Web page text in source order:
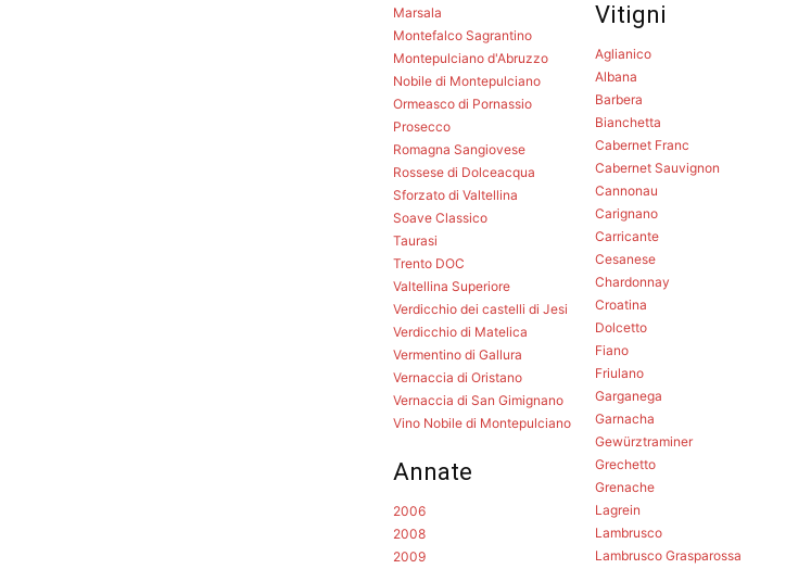
Marsala
Montefalco Sagrantino
Montepulciano d'Abruzzo
Nobile di Montepulciano
Ormeasco di Pornassio
Prosecco
Romagna Sangiovese
Rossese di Dolceacqua
Sforzato di Valtellina
Soave Classico
Taurasi
Trento DOC
Valtellina Superiore
Verdicchio dei castelli di Jesi
Verdicchio di Matelica
Vermentino di Gallura
Vernaccia di Oristano
Vernaccia di San Gimignano
Vino Nobile di Montepulciano
Annate
2006
2008
2009
Vitigni
Aglianico
Albana
Barbera
Bianchetta
Cabernet Franc
Cabernet Sauvignon
Cannonau
Carignano
Carricante
Cesanese
Chardonnay
Croatina
Dolcetto
Fiano
Friulano
Garganega
Garnacha
Gewürztraminer
Grechetto
Grenache
Lagrein
Lambrusco
Lambrusco Grasparossa